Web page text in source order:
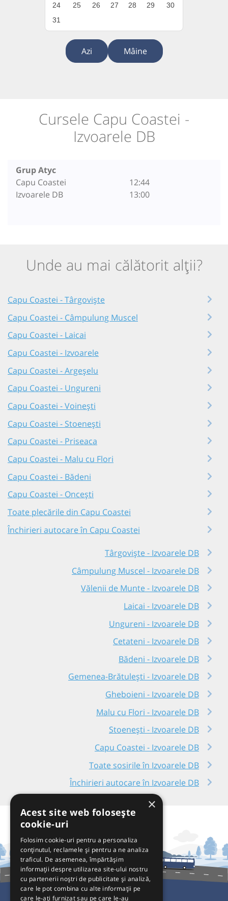
24
25 26 27 28 29
30
31
Azi Mâine
Cursele Capu Coastei -
Izvoarele DB
Grup Atyc
Capu Coastei
Izvoarele DB
12:44
13:00
Unde au mai călătorit alții?
Capu Coastei - Târgoviște
Capu Coastei - Câmpulung Muscel
Capu Coastei - Laicai
Capu Coastei - Izvoarele
Capu Coastei - Argeșelu
Capu Coastei - Ungureni
Capu Coastei - Voinești
Capu Coastei - Stoenești
Capu Coastei - Priseaca
Capu Coastei - Malu cu Flori
Capu Coastei - Bădeni
Capu Coastei - Oncești
Toate plecările din Capu Coastei
Închirieri autocare în Capu Coastei
Târgoviște - Izvoarele DB
Câmpulung Muscel - Izvoarele DB
Vălenii de Munte - Izvoarele DB
Laicai - Izvoarele DB
Ungureni - Izvoarele DB
Cetateni - Izvoarele DB
Bădeni - Izvoarele DB
Gemenea-Brătulești - Izvoarele DB
Gheboieni - Izvoarele DB
Malu cu Flori - Izvoarele DB
Stoenești - Izvoarele DB
Capu Coastei - Izvoarele DB
Toate sosirile în Izvoarele DB
Închirieri autocare în Izvoarele DB
×
Acest site web folosește
cookie-uri
Folosim cookie-uri pentru a personaliza
conținutul, reclamele și pentru a ne analiza
traficul. De asemenea, împărtășim
informații despre utilizarea site-ului nostru
cu partenerii noștri de publicitate și analiză,
care le pot combina cu alte informații pe
care le-ați furnizat sau pe care le-au